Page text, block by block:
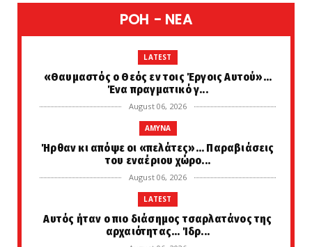
POH - NEA
LATEST
«Θαυμαστός ο Θεός εν τοις Έργοις Αυτού»...
Ένα πραγματικό γ...
August 06, 2026
AMYNA
Ήρθαν κι απόψε οι «πελάτες»... Παραβιάσεις
του εναέριου χώρο...
August 06, 2026
LATEST
Αυτός ήταν ο πιο διάσημος τσαρλατάνος της
αρχαιότητας... Ίδρ...